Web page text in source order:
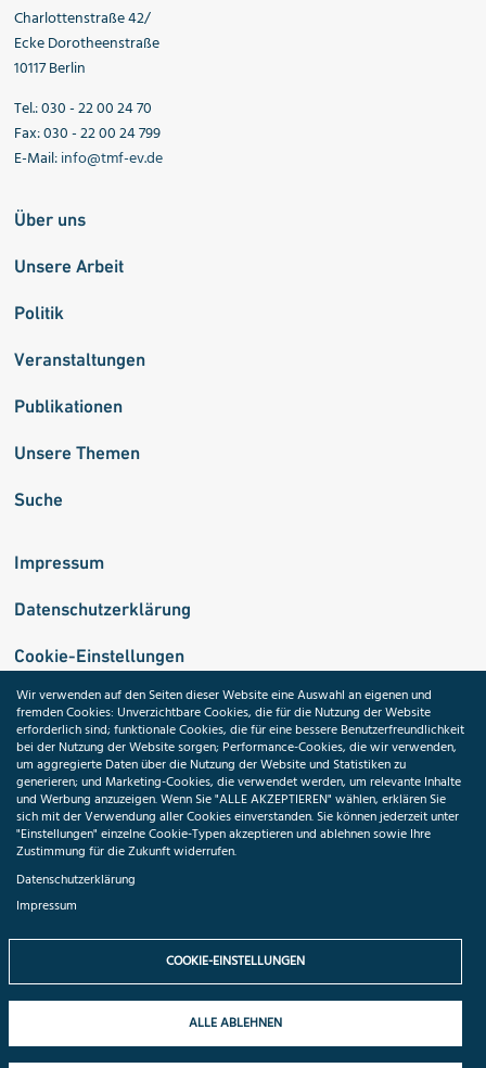
Charlottenstraße 42/
Ecke Dorotheenstraße
10117 Berlin
Tel.: 030 - 22 00 24 70
Fax: 030 - 22 00 24 799
E-Mail:info@tmf-ev.de
Über uns
Unsere Arbeit
Politik
Veranstaltungen
Publikationen
Unsere Themen
Suche
Impressum
Datenschutzerklärung
Cookie-Einstellungen
Medizininformatik-Initiative
ToolPool Gesundheitsforschung
Folgen Sie uns:
© 2026 TMF e.V. All rights reserved.
Wir verwenden auf den Seiten dieser Website eine Auswahl an eigenen und
fremden Cookies: Unverzichtbare Cookies, die für die Nutzung der Website
erforderlich sind; funktionale Cookies, die für eine bessere Benutzerfreundlichkeit
bei der Nutzung der Website sorgen; Performance-Cookies, die wir verwenden,
um aggregierte Daten über die Nutzung der Website und Statistiken zu
generieren; und Marketing-Cookies, die verwendet werden, um relevante Inhalte
und Werbung anzuzeigen. Wenn Sie "ALLE AKZEPTIEREN" wählen, erklären Sie
sich mit der Verwendung aller Cookies einverstanden. Sie können jederzeit unter
"Einstellungen" einzelne Cookie-Typen akzeptieren und ablehnen sowie Ihre
Zustimmung für die Zukunft widerrufen.
Datenschutzerklärung
Impressum
COOKIE-EINSTELLUNGEN
ALLE ABLEHNEN